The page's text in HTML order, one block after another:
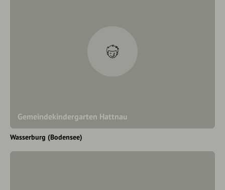
Gemeindekindergarten Hattnau
Wasserburg (Bodensee)